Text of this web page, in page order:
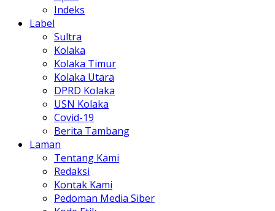
Indeks
Label
Sultra
Kolaka
Kolaka Timur
Kolaka Utara
DPRD Kolaka
USN Kolaka
Covid-19
Berita Tambang
Laman
Tentang Kami
Redaksi
Kontak Kami
Pedoman Media Siber